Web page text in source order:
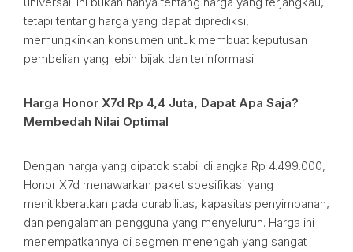
tetapi tentang harga yang dapat diprediksi,
memungkinkan konsumen untuk membuat keputusan
pembelian yang lebih bijak dan terinformasi.
Harga Honor X7d Rp 4,4 Juta, Dapat Apa Saja?
Membedah Nilai Optimal
Dengan harga yang dipatok stabil di angka Rp 4.499.000,
Honor X7d menawarkan paket spesifikasi yang
menitikberatkan pada durabilitas, kapasitas penyimpanan,
dan pengalaman pengguna yang menyeluruh. Harga ini
menempatkannya di segmen menengah yang sangat